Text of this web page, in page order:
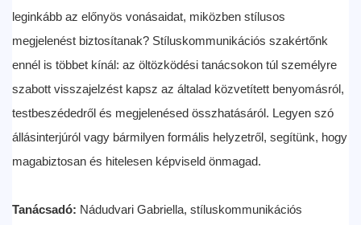
leginkább az előnyös vonásaidat, miközben stílusos
megjelenést biztosítanak? Stíluskommunikációs szakértőnk
ennél is többet kínál: az öltözködési tanácsokon túl személyre
szabott visszajelzést kapsz az általad közvetített benyomásról,
testbeszédedről és megjelenésed összhatásáról. Legyen szó
állásinterjúról vagy bármilyen formális helyzetről, segítünk, hogy
magabiztosan és hitelesen képviseld önmagad.
Tanácsadó: Nádudvari Gabriella, stíluskommunikációs